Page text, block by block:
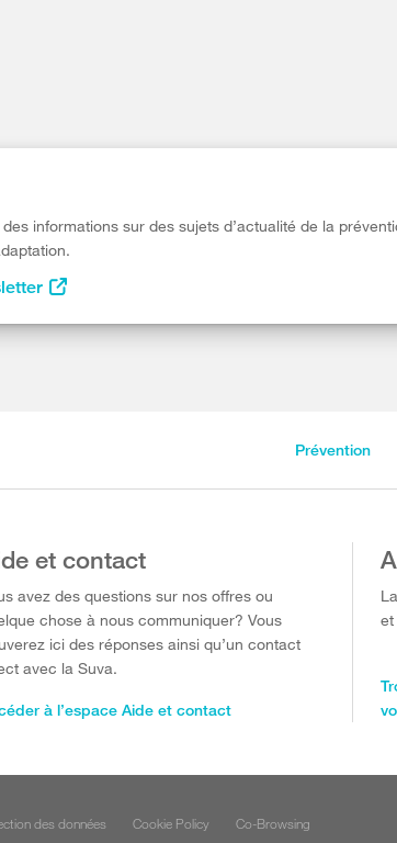
informations sur des sujets d’actualité de la
Prévention
et contact
avez des questions sur nos offres ou
chose à nous communiquer? Vous
ici des réponses ainsi qu’un contact
avec la Suva.
à l’espace Aide et contact
et
des données Cookie Policy Co-Browsing